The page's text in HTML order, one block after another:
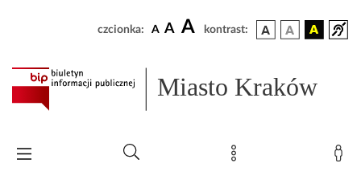
czcionka: A A A kontrast:
Miasto Kraków